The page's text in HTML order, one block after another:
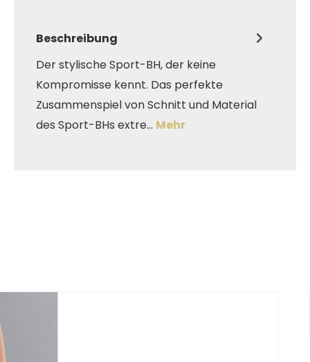
Beschreibung
Der stylische Sport-BH, der keine
Kompromisse kennt. Das perfekte
Zusammenspiel von Schnitt und Material
des Sport-BHs extre… Mehr